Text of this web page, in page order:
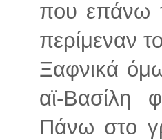
που επάνω
περίμεναν
Ξαφνικά
αϊ-Βασίλη
Πάνω στο